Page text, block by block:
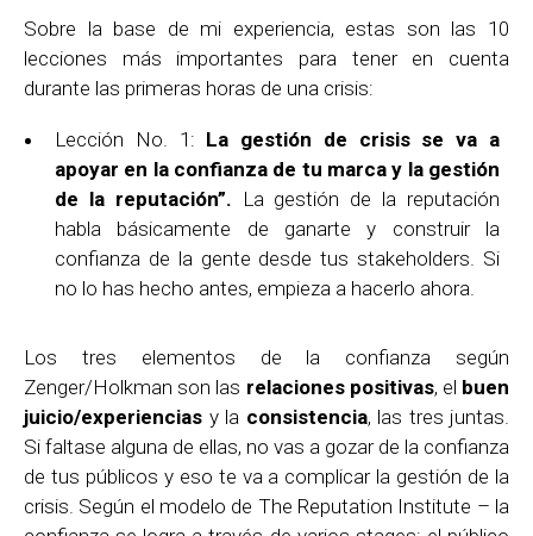
Sobre la base de mi experiencia, estas son las 10
lecciones más importantes para tener en cuenta
durante las primeras horas de una crisis:
Lección No. 1: La gestión de crisis se va a
apoyar en la confianza de tu marca y la gestión
de la reputación”. La gestión de la reputación
habla básicamente de ganarte y construir la
confianza de la gente desde tus stakeholders. Si
no lo has hecho antes, empieza a hacerlo ahora.
Los tres elementos de la confianza según
Zenger/Holkman son las relaciones positivas, el buen
juicio/experiencias y la consistencia, las tres juntas.
Si faltase alguna de ellas, no vas a gozar de la confianza
de tus públicos y eso te va a complicar la gestión de la
crisis. Según el modelo de The Reputation Institute – la